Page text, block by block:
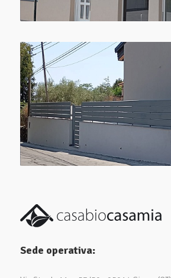
Sede operativa: